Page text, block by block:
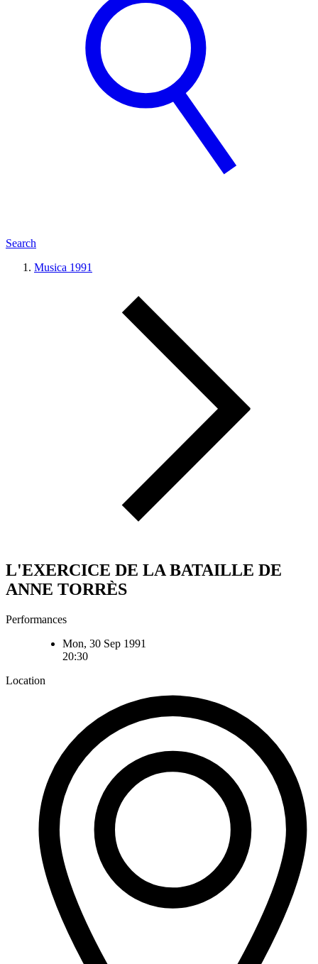
Search
Musica 1991
L'EXERCICE DE LA BATAILLE DE
ANNE TORRÈS
Performances
Mon, 30 Sep 1991
20:30
Location